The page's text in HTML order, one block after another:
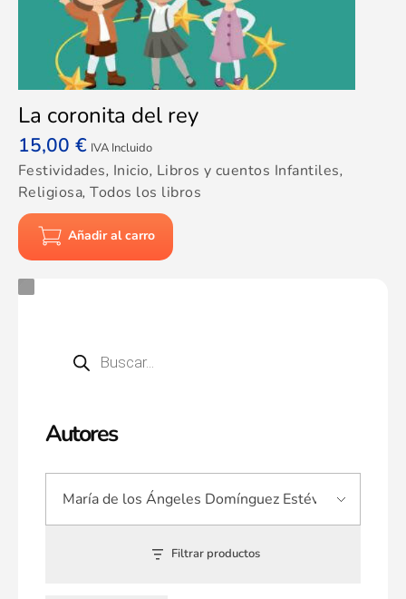
Autores
Filtrar productos
La coronita del rey
15,00 € IVA Incluido
Festividades, Inicio, Libros y cuentos Infantiles,
Religiosa,Todos los libros
Añadir al carro